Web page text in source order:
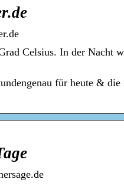
Celsius. In der Nacht
für heute & die